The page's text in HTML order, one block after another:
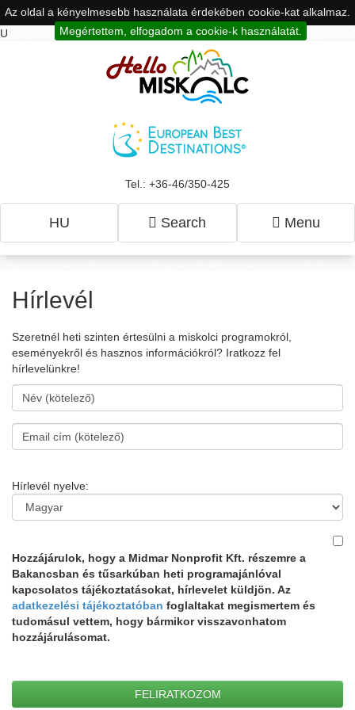
Az oldal a kényelmesebb használata érdekében cookie-kat alkalmaz.
Megértettem, elfogadom a cookie-k használatát.
U
Tel.: +36-46/350-425
HU Search Menu
Hírlevél
Szeretnél heti szinten értesülni a miskolci programokról,
eseményekről és hasznos információkról? Iratkozz fel
hírlevelünkre!
Hírlevél nyelve:
Hozzájárulok, hogy a Midmar Nonprofit Kft. részemre a
Bakancsban és tűsarkúban heti programajánlóval
kapcsolatos tájékoztatásokat, hírlevelet küldjön. Az
adatkezelési tájékoztatóban foglaltakat megismertem és
tudomásul vettem, hogy bármikor visszavonhatom
hozzájárulásomat.
FELIRATKOZOM